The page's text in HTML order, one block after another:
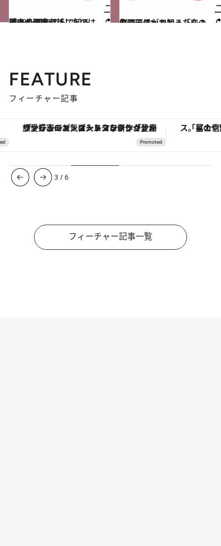
2018.12.7
後ろから追い越したのは誰？ 心理テストで知る「恋の邪魔者」
占い 2018.12.1
急に天候がかわったら？ 心理テストで知る「恋の悩み」
占い
FEATURE
フィーチャー記事
ヴァシュロン・コンスタンタン「オーヴァーシーズ・オートマティック」。旅愛好家のお気に入りコレクションから、ジェンダーレスな新作が登場
3 /6
フィーチャー記事一覧